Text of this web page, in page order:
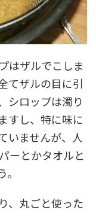
はザルでこしま
てザルの目に引
シロップは濁り
すし、特に味に
いませんが、人
ーとかタオルと
、丸ごと使った